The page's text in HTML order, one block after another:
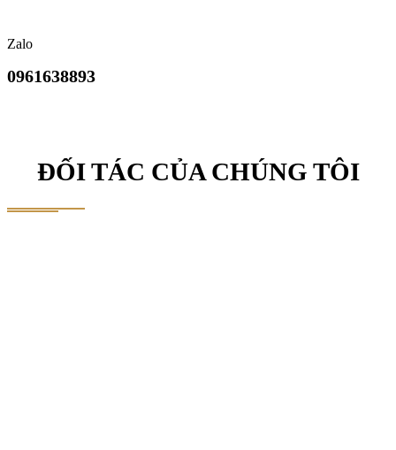
Zalo
0961638893
ĐỐI TÁC CỦA CHÚNG TÔI